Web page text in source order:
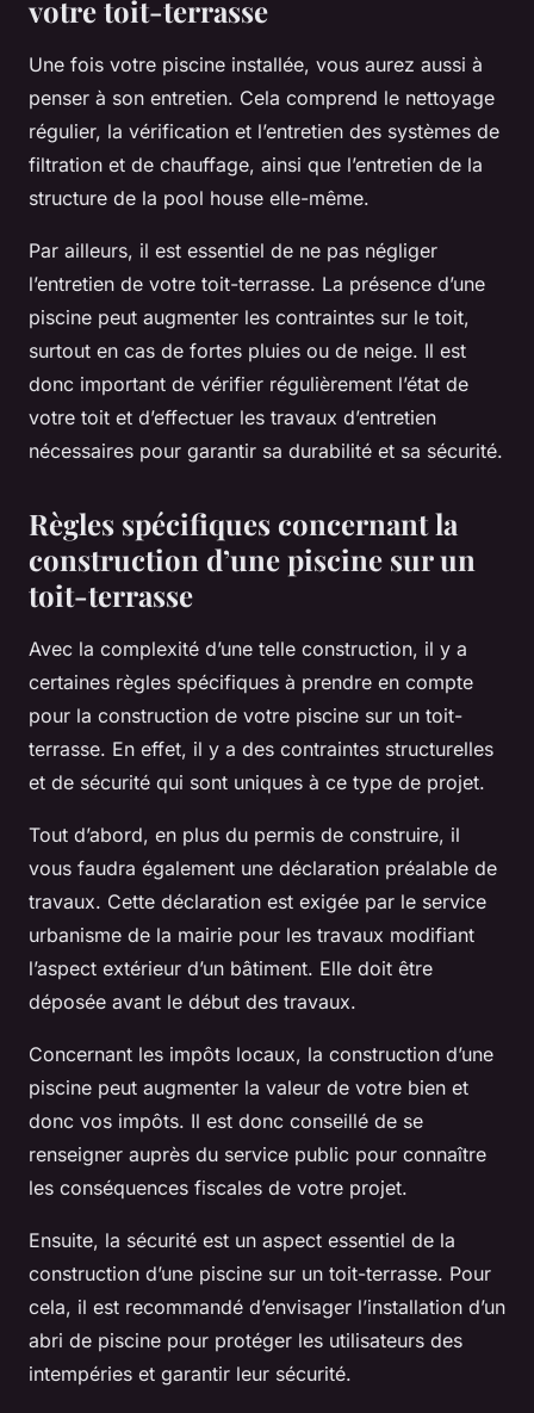
votre toit-terrasse
Une fois votre piscine installée, vous aurez aussi à
penser à son entretien. Cela comprend le nettoyage
régulier, la vérification et l’entretien des systèmes de
filtration et de chauffage, ainsi que l’entretien de la
structure de la pool house elle-même.
Par ailleurs, il est essentiel de ne pas négliger
l’entretien de votre toit-terrasse. La présence d’une
piscine peut augmenter les contraintes sur le toit,
surtout en cas de fortes pluies ou de neige. Il est
donc important de vérifier régulièrement l’état de
votre toit et d’effectuer les travaux d’entretien
nécessaires pour garantir sa durabilité et sa sécurité.
Règles spécifiques concernant la
construction d’une piscine sur un
toit-terrasse
Avec la complexité d’une telle construction, il y a
certaines règles spécifiques à prendre en compte
pour la construction de votre piscine sur un toit-
terrasse. En effet, il y a des contraintes structurelles
et de sécurité qui sont uniques à ce type de projet.
Tout d’abord, en plus du permis de construire, il
vous faudra également une déclaration préalable de
travaux. Cette déclaration est exigée par le service
urbanisme de la mairie pour les travaux modifiant
l’aspect extérieur d’un bâtiment. Elle doit être
déposée avant le début des travaux.
Concernant les impôts locaux, la construction d’une
piscine peut augmenter la valeur de votre bien et
donc vos impôts. Il est donc conseillé de se
renseigner auprès du service public pour connaître
les conséquences fiscales de votre projet.
Ensuite, la sécurité est un aspect essentiel de la
construction d’une piscine sur un toit-terrasse. Pour
cela, il est recommandé d’envisager l’installation d’un
abri de piscine pour protéger les utilisateurs des
intempéries et garantir leur sécurité.